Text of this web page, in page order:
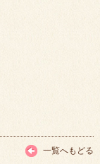
一覧へもどる